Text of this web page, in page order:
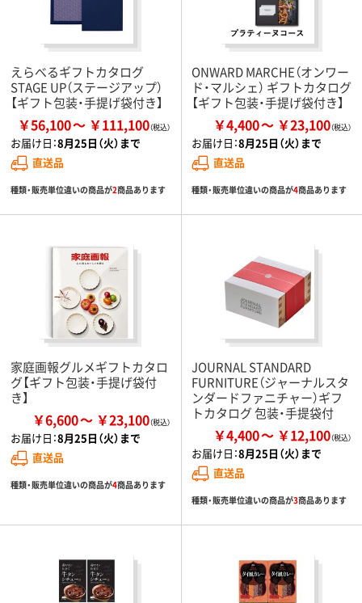
えらべるギフトカタログ
STAGE UP（ステージアップ）
【ギフト包装・手提げ袋付き】
￥56,100 ￥111,100
お届け日：8月25日（火）まで
直送品
種類・販売単位違いの商品が2商品あります
ONWARD MARCHE（オンワー
ド・マルシェ） ギフトカタログ
【ギフト包装・手提げ袋付き】
￥4,400 ￥23,100
お届け日：8月25日（火）まで
直送品
種類・販売単位違いの商品が4商品あります
家庭画報グルメギフトカタロ
グ【ギフト包装・手提げ袋付
き】
￥6,600 ￥23,100
お届け日：8月25日（火）まで
直送品
種類・販売単位違いの商品が4商品あります
JOURNAL STANDARD
FURNITURE（ジャーナルスタ
ンダードファニチャー）ギフ
トカタログ 包装・手提袋付
￥4,400 ￥12,100
お届け日：8月25日（火）まで
直送品
種類・販売単位違いの商品が3商品あります